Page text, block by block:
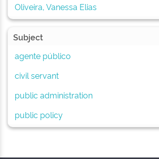
Oliveira, Vanessa Elias
Subject
agente público
civil servant
public administration
public policy